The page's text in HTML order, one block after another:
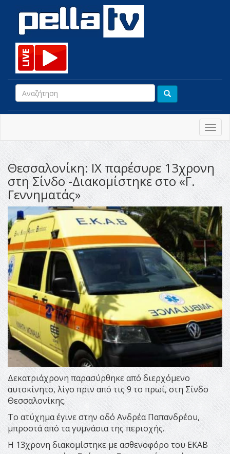
Θεσσαλονίκη: ΙΧ παρέσυρε 13χρονη
στη Σίνδο -Διακομίστηκε στο «Γ.
Γεννηματάς»
Δεκατριάχρονη παρασύρθηκε από διερχόμενο
αυτοκίνητο, λίγο πριν από τις 9 το πρωί, στη Σίνδο
Θεσσαλονίκης.
Το ατύχημα έγινε στην οδό Ανδρέα Παπανδρέου,
μπροστά από τα γυμνάσια της περιοχής.
Η 13χρονη διακομίστηκε με ασθενοφόρο του ΕΚΑΒ